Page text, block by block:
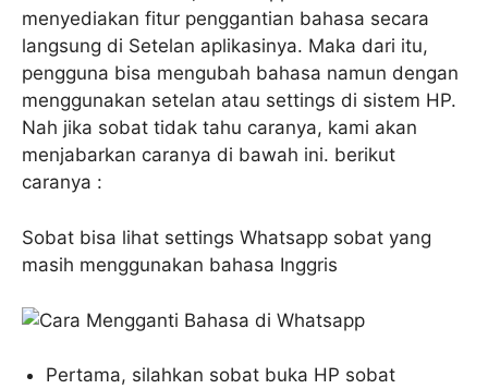
menyediakan fitur penggantian bahasa secara
langsung di Setelan aplikasinya. Maka dari itu,
pengguna bisa mengubah bahasa namun dengan
menggunakan setelan atau settings di sistem HP.
Nah jika sobat tidak tahu caranya, kami akan
menjabarkan caranya di bawah ini. berikut
caranya :
Sobat bisa lihat settings Whatsapp sobat yang
masih menggunakan bahasa Inggris
Pertama, silahkan sobat buka HP sobat